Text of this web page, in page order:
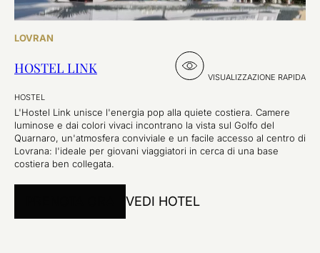
LOVRAN
HOSTEL LINK
VISUALIZZAZIONE RAPIDA
HOSTEL
L'Hostel Link unisce l'energia pop alla quiete costiera. Camere
luminose e dai colori vivaci incontrano la vista sul Golfo del
Quarnaro, un'atmosfera conviviale e un facile accesso al centro di
Lovrana: l'ideale per giovani viaggiatori in cerca di una base
costiera ben collegata.
VEDI HOTEL